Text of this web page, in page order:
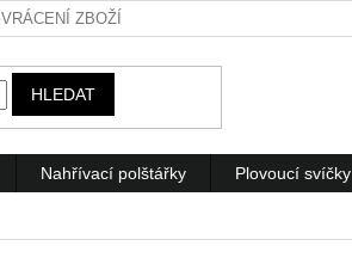
VRÁCENÍ ZBOŽÍ
HLEDAT
Nahřívací polštářky Plovoucí svíčky